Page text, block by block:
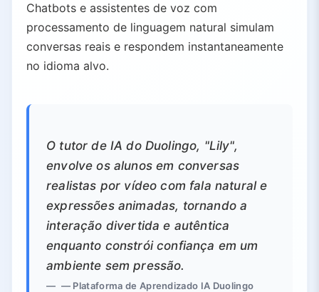
5.1. Duolingo (with Duolingo Max)
5.2. Babbel
5.3. Rosetta Stone
5.4. Memrise (Memrise MemBot)
O Futuro do Aprendizado de Línguas: IA + Conexão Humana
6.1. Escopo Limitado
6.2. Resultados Ótimos
Chatbots e assistentes de voz com
processamento de linguagem natural simulam
conversas reais e respondem instantaneamente
no idioma alvo.
O tutor de IA do Duolingo, "Lily",
envolve os alunos em conversas
realistas por vídeo com fala natural e
expressões animadas, tornando a
interação divertida e autêntica
enquanto constrói confiança em um
ambiente sem pressão.
— Plataforma de Aprendizado IA Duolingo